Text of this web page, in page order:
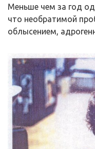
Меньше чем за год
что необратимой
облысением,